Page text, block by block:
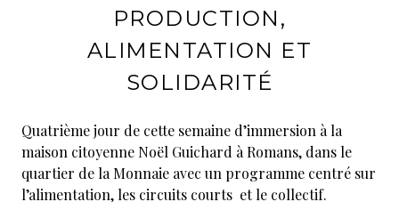
PRODUCTION,
ALIMENTATION ET
SOLIDARITÉ
Quatrième jour de cette semaine d’immersion à la
maison citoyenne Noël Guichard à Romans, dans le
quartier de la Monnaie avec un programme centré sur
l’alimentation, les circuits courts et le collectif.